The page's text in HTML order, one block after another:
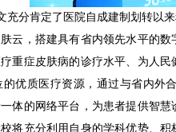
充分肯定了医院自成建制划转以
云，搭建具有省内领先水平的
重症皮肤病的诊疗水平、为人
优质医疗资源，通过与省内外
体的网络平台，为患者提供智
将充分利用自身的学科优势、